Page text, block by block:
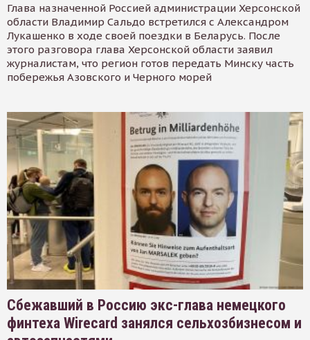
Глава назначенной Россией администрации Херсонской
области Владимир Сальдо встретился с Александром
Лукашенко в ходе своей поездки в Беларусь. После
этого разговора глава Херсонской области заявил
журналистам, что регион готов передать Минску часть
побережья Азовского и Черного морей
Сбежавший в Россию экс-глава немецкого
финтеха Wirecard занялся сельхозбизнесом и